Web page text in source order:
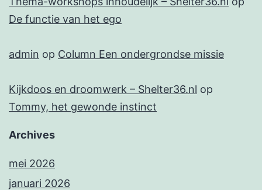
De functie van het ego
admin op Column Een ondergrondse missie
Kijkdoos en droomwerk – Shelter36.nl op
Tommy, het gewonde instinct
Archives
mei 2026
januari 2026